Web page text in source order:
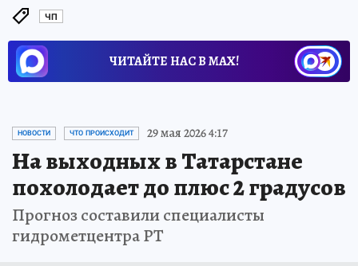
ЧП
ЧИТАЙТЕ НАС В МАХ!
НОВОСТИ ЧТО ПРОИСХОДИТ 29 мая 2026 4:17
На выходных в Татарстане
похолодает до плюс 2 градусов
Прогноз составили специалисты
гидрометцентра РТ